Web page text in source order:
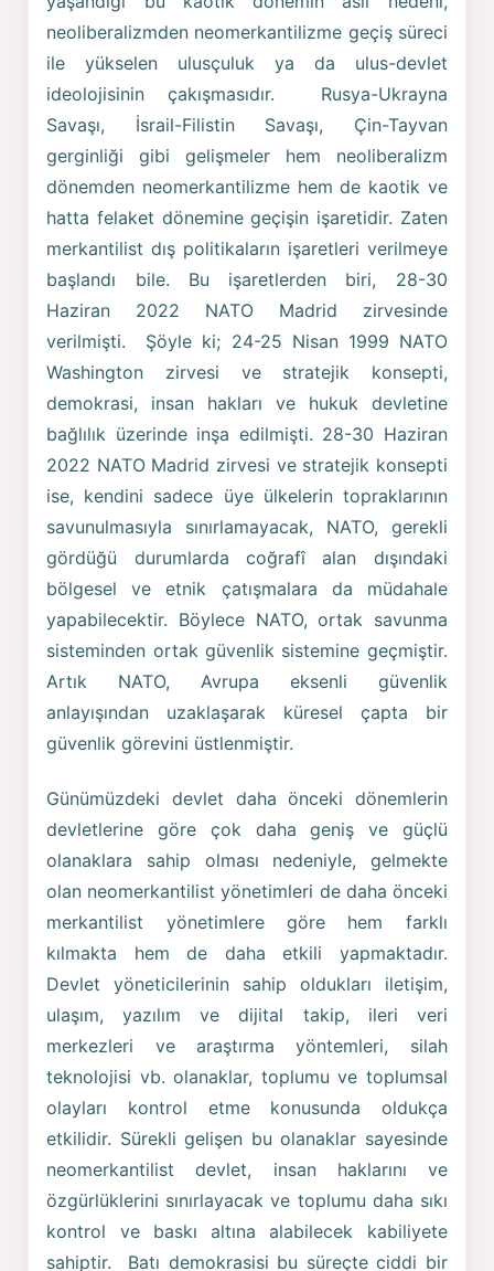
neoliberalizmden neomerkantilizme geçiş süreci
ile yükselen ulusçuluk ya da ulus-devlet
ideolojisinin çakışmasıdır. Rusya-Ukrayna
Savaşı, İsrail-Filistin Savaşı, Çin-Tayvan
gerginliği gibi gelişmeler hem neoliberalizm
dönemden neomerkantilizme hem de kaotik ve
hatta felaket dönemine geçişin işaretidir. Zaten
merkantilist dış politikaların işaretleri verilmeye
başlandı bile. Bu işaretlerden biri, 28-30
Haziran 2022 NATO Madrid zirvesinde
verilmişti. Şöyle ki; 24-25 Nisan 1999 NATO
Washington zirvesi ve stratejik konsepti,
demokrasi, insan hakları ve hukuk devletine
bağlılık üzerinde inşa edilmişti. 28-30 Haziran
2022 NATO Madrid zirvesi ve stratejik konsepti
ise, kendini sadece üye ülkelerin topraklarının
savunulmasıyla sınırlamayacak, NATO, gerekli
gördüğü durumlarda coğrafî alan dışındaki
bölgesel ve etnik çatışmalara da müdahale
yapabilecektir. Böylece NATO, ortak savunma
sisteminden ortak güvenlik sistemine geçmiştir.
Artık NATO, Avrupa eksenli güvenlik
anlayışından uzaklaşarak küresel çapta bir
güvenlik görevini üstlenmiştir.
Günümüzdeki devlet daha önceki dönemlerin
devletlerine göre çok daha geniş ve güçlü
olanaklara sahip olması nedeniyle, gelmekte
olan neomerkantilist yönetimleri de daha önceki
merkantilist yönetimlere göre hem farklı
kılmakta hem de daha etkili yapmaktadır.
Devlet yöneticilerinin sahip oldukları iletişim,
ulaşım, yazılım ve dijital takip, ileri veri
merkezleri ve araştırma yöntemleri, silah
teknolojisi vb. olanaklar, toplumu ve toplumsal
olayları kontrol etme konusunda oldukça
etkilidir. Sürekli gelişen bu olanaklar sayesinde
neomerkantilist devlet, insan haklarını ve
özgürlüklerini sınırlayacak ve toplumu daha sıkı
kontrol ve baskı altına alabilecek kabiliyete
sahiptir. Batı demokrasisi bu süreçte ciddi bir